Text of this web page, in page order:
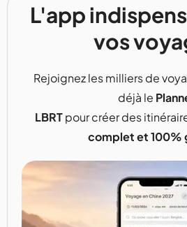
L'app
vos
Rejoignez les milliers de
déjà le
LBRTpour créer des
complet et 100%